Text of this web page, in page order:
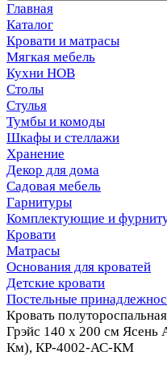
Главная
Каталог
Кровати и матрасы
Мягкая мебель
Кухни НОВ
Столы
Стулья
Тумбы и комоды
Шкафы и стеллажи
Хранение
Декор для дома
Садовая мебель
Гарнитуры
Комплектующие и
Кровати
Матрасы
Основания для кроватей
Детские кровати
Постельные
Кровать
Грэйс 140 х 200 см
Км), КР-4002-АС-КМ